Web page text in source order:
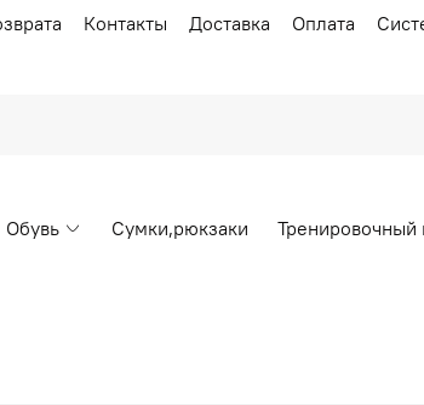
Контакты Доставка Оплата
Обувь Сумки,рюкзаки Тренировочный